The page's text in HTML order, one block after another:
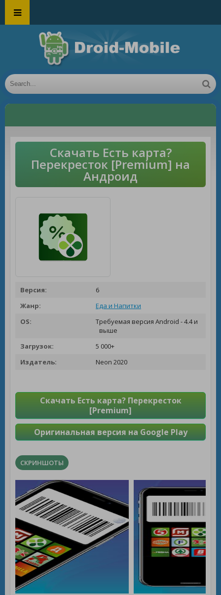
Скачать Есть карта?
Перекресток [Premium] на
Андроид
Версия:
6
Жанр:
Еда и Напитки
OS:
Требуемая версия Android - 4.4 и
выше
Загрузок:
5 000+
Издатель:
Neon 2020
Скачать Есть карта? Перекресток
[Premium]
Оригинальная версия на Google Play
СКРИНШОТЫ